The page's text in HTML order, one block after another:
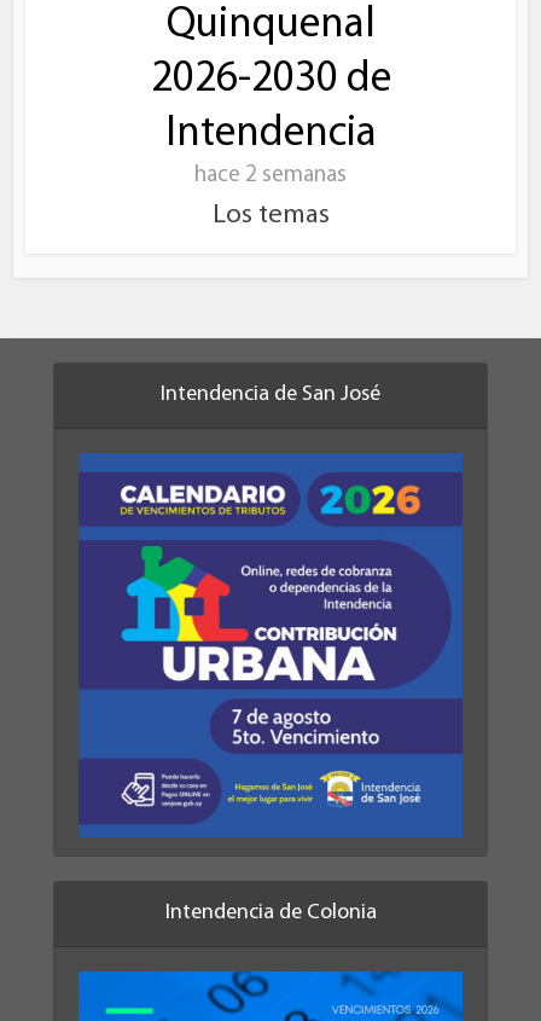
Quinquenal
2026-2030 de
Intendencia
hace 2 semanas
Los temas
Intendencia de San José
Intendencia de Colonia